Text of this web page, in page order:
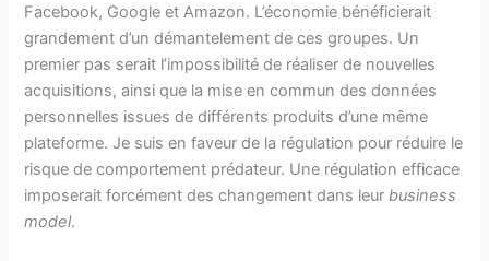
Facebook, Google et Amazon. L’économie bénéficierait
grandement d’un démantelement de ces groupes. Un
premier pas serait l’impossibilité de réaliser de nouvelles
acquisitions, ainsi que la mise en commun des données
personnelles issues de différents produits d’une même
plateforme. Je suis en faveur de la régulation pour réduire le
risque de comportement prédateur. Une régulation efficace
imposerait forcément des changement dans leurbusiness
model.